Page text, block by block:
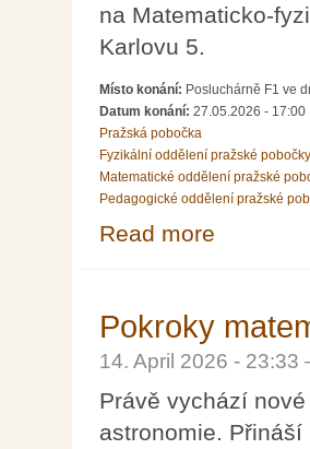
na Matematicko-
Karlovu 5.
Místo konání: Posluchárně F1 ve
Datum konání: 27.05.2026 - 17:00
Pražská pobočka
Fyzikální oddělení pražské pobočky
Matematické oddělení pražské
Pedagogické oddělení pražské
Read more
Pokroky
14. April 2026 -
Právě vychází
astronomie.